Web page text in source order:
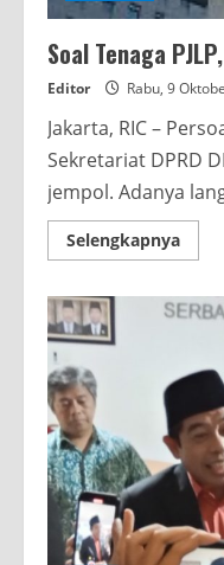
Soal Tenaga
Editor Rabu, 9
Jakarta, RIC –
Sekretariat DPRD
jempol. Adanya
SelengkapnyaRead
more
PJLP,